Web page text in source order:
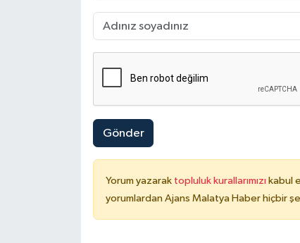
Gönder
Yorum yazarak topluluk kurallarımızı kabul
yorumlardan Ajans Malatya Haber hiçbir